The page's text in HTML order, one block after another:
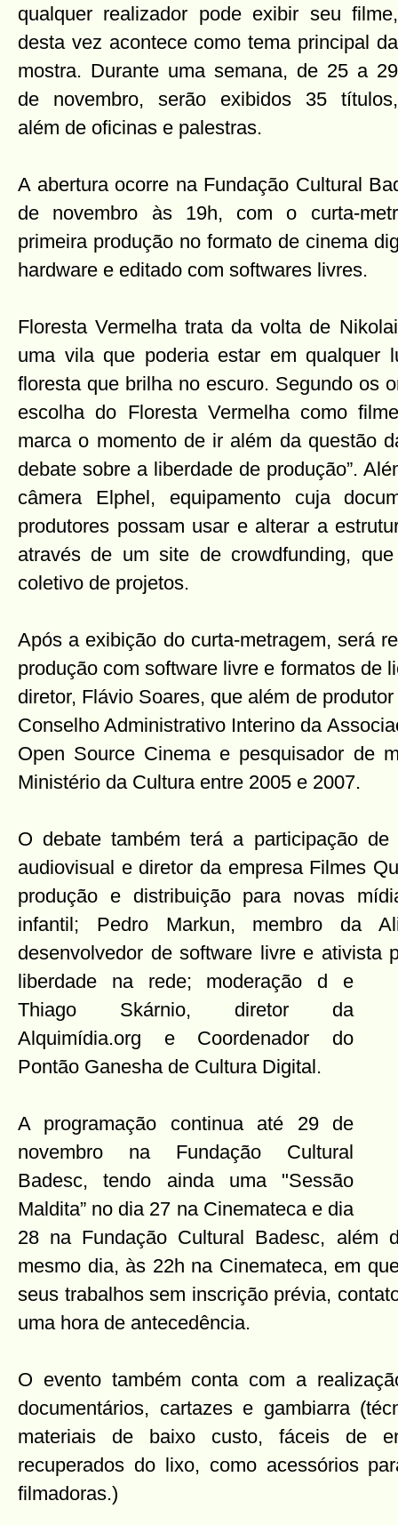
qualquer realizador pode exibir seu filme,
desta vez acontece como tema principal da
mostra. Durante uma semana, de 25 a 29
de novembro, serão exibidos 35 títulos,
além de oficinas e palestras.
A abertura ocorre na Fundação Cultural
de novembro às 19h, com o curta-
primeira produção no formato de cinema
hardware e editado com softwares livres.
Floresta Vermelha trata da volta de
uma vila que poderia estar em qualquer
floresta que brilha no escuro. Segundo os
escolha do Floresta Vermelha como
marca o momento de ir além da questão
debate sobre a liberdade de produção”.
câmera Elphel, equipamento cuja
produtores possam usar e alterar a
através de um site de crowdfunding,
coletivo de projetos.
Após a exibição do curta-metragem, será
produção com software livre e formatos de
diretor, Flávio Soares, que além de
Conselho Administrativo Interino da
Open Source Cinema e pesquisador de
Ministério da Cultura entre 2005 e 2007.
O debate também terá a participação de
audiovisual e diretor da empresa Filmes
produção e distribuição para novas
infantil; Pedro Markun, membro da
desenvolvedor de software livre e ativista
liberdade na rede; moderação d e
Thiago Skárnio, diretor da
Alquimídia.org e Coordenador do
Pontão Ganesha de Cultura Digital.
A programação continua até 29 de
novembro na Fundação Cultural
Badesc, tendo ainda uma "Sessão
Maldita” no dia 27 na Cinemateca e dia
28 na Fundação Cultural Badesc, além
mesmo dia, às 22h na Cinemateca, em
seus trabalhos sem inscrição prévia,
uma hora de antecedência.
O evento também conta com a
documentários, cartazes e gambiarra
materiais de baixo custo, fáceis de
recuperados do lixo, como acessórios
filmadoras.)